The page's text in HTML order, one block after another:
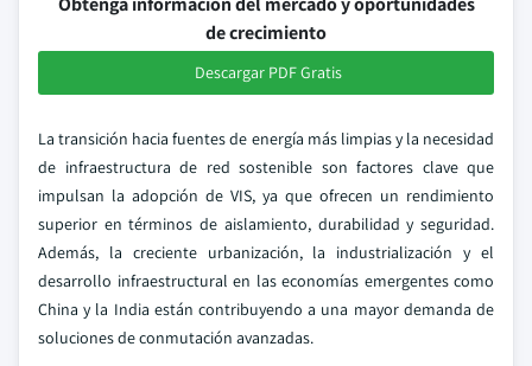
de crecimiento
Descargar PDF Gratis
La transición hacia fuentes de energía más limpias y la necesidad
de infraestructura de red sostenible son factores clave que
impulsan la adopción de VIS, ya que ofrecen un rendimiento
superior en términos de aislamiento, durabilidad y seguridad.
Además, la creciente urbanización, la industrialización y el
desarrollo infraestructural en las economías emergentes como
China y la India están contribuyendo a una mayor demanda de
soluciones de conmutación avanzadas.